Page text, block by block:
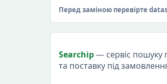
Перед заміною перевірте
Searchip— сервіс пошуку
та поставку під